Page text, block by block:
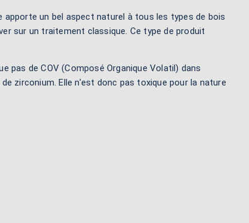
un bel aspect naturel à tous les types de bois
sur un traitement classique. Ce type de produit
pas de COV (Composé Organique Volatil) dans
zirconium. Elle n'est donc pas toxique pour la nature